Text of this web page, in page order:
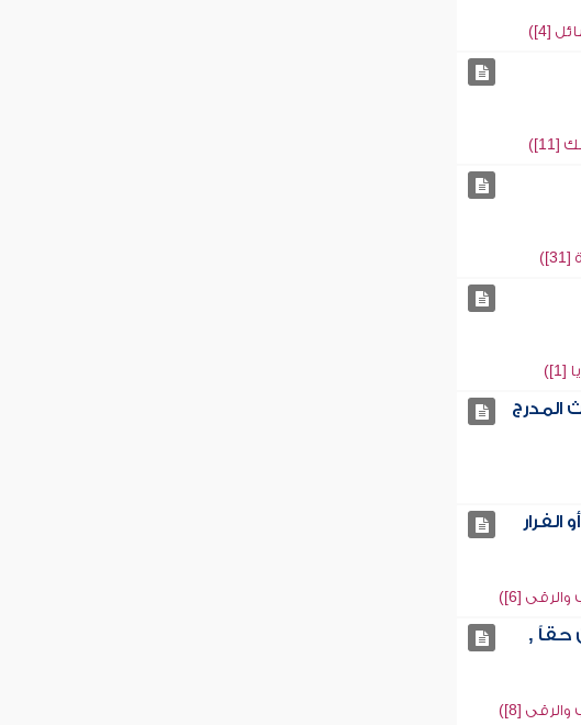
[4])
المدرج
[6])
حقاً ,
[8])